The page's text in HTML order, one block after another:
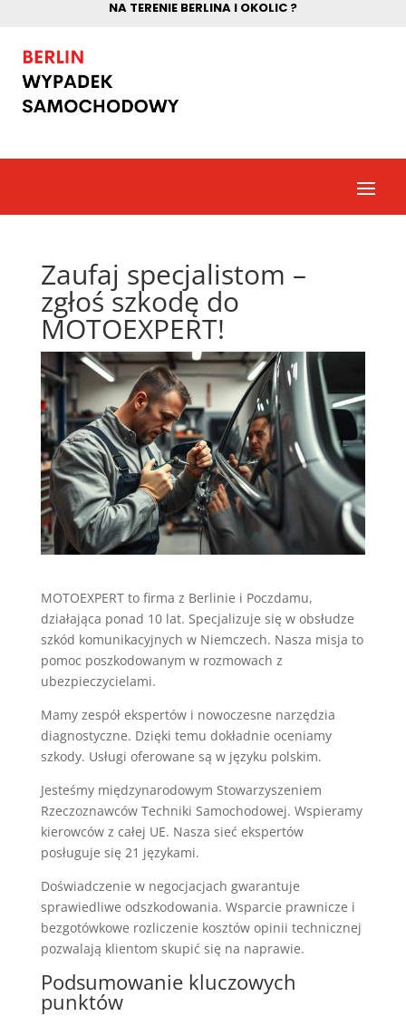
NA TERENIE BERLINA I OKOLIC ?
Zaufaj specjalistom –
zgłoś szkodę do
MOTOEXPERT!
MOTOEXPERT to firma z Berlinie i Poczdamu,
działająca ponad 10 lat. Specjalizuje się w obsłudze
szkód komunikacyjnych w Niemczech. Nasza misja to
pomoc poszkodowanym w rozmowach z
ubezpieczycielami.
Mamy zespół ekspertów i nowoczesne narzędzia
diagnostyczne. Dzięki temu dokładnie oceniamy
szkody. Usługi oferowane są w języku polskim.
Jesteśmy międzynarodowym Stowarzyszeniem
Rzeczoznawców Techniki Samochodowej. Wspieramy
kierowców z całej UE. Nasza sieć ekspertów
posługuje się 21 językami.
Doświadczenie w negocjacjach gwarantuje
sprawiedliwe odszkodowania. Wsparcie prawnicze i
bezgotówkowe rozliczenie kosztów opinii technicznej
pozwalają klientom skupić się na naprawie.
Podsumowanie kluczowych
punktów